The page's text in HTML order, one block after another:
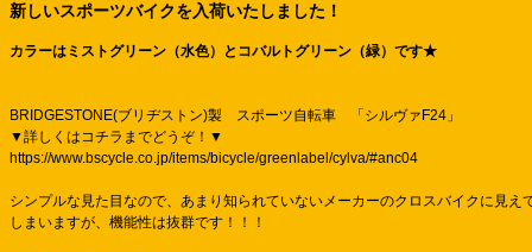
新しいスポーツバイクを入荷いたしました！
カラーはミストグリーン（水色）とコバルトグリーン（緑）です★
BRIDGESTONE(ブリヂストン)製 スポーツ自転車 「シルヴァF24」
▼詳しくはコチラまでどうぞ！▼
https://www.bscycle.co.jp/items/bicycle/greenlabel/cylva/#anc04
シンプルな見た目なので、あまり知られていないメーカーのクロスバイクに見え
しまいますが、機能性は抜群です！！！